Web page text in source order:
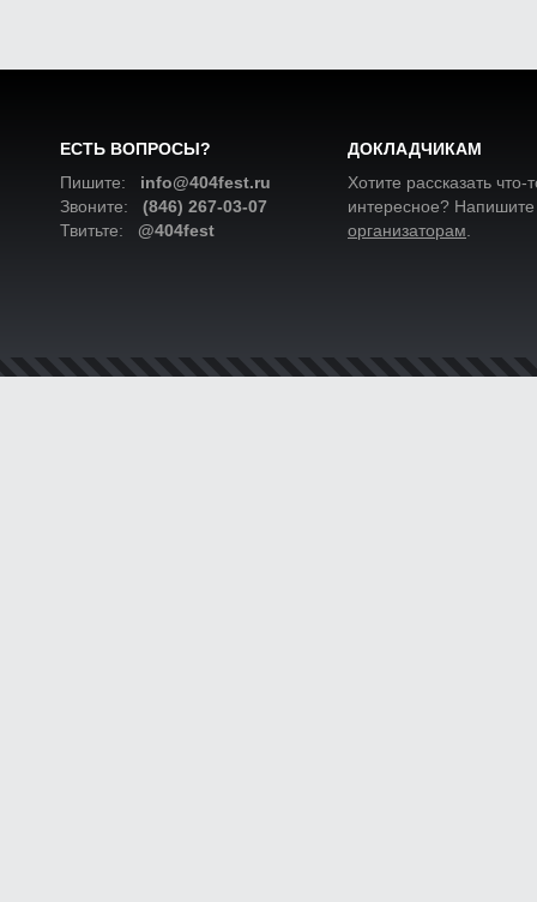
ЕСТЬ ВОПРОСЫ?
Пишите: info@404fest.ru
Звоните: (846) 267-03-07
Твитьте: @404fest
ДОКЛАДЧИКАМ
Хотите рассказать что-
интересное?
организаторам